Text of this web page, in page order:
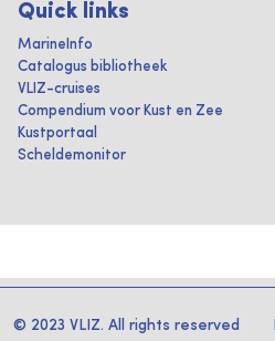
Quick links
MarineInfo
Catalogus bibliotheek
VLIZ-cruises
Compendium voor Kust en Zee
Kustportaal
Scheldemonitor
© 2023 VLIZ. All rights reserved